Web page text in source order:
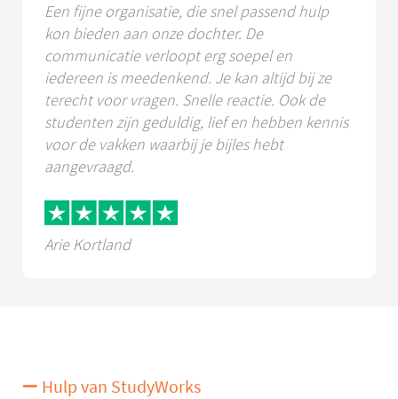
Een fijne organisatie, die snel passend hulp
kon bieden aan onze dochter. De
communicatie verloopt erg soepel en
iedereen is meedenkend. Je kan altijd bij ze
terecht voor vragen. Snelle reactie. Ook de
studenten zijn geduldig, lief en hebben kennis
voor de vakken waarbij je bijles hebt
aangevraagd.
Arie Kortland
Hulp van StudyWorks